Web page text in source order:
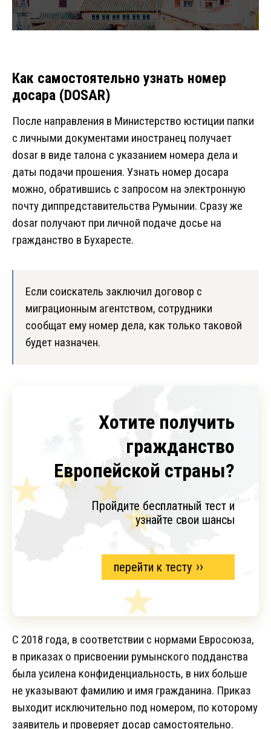
Как самостоятельно узнать номер
досара (DOSAR)
После направления в Министерство юстиции папки
с личными документами иностранец получает
dosar в виде талона с указанием номера дела и
даты подачи прошения. Узнать номер досара
можно, обратившись с запросом на электронную
почту диппредставительства Румынии. Сразу же
dosar получают при личной подаче досье на
гражданство в Бухаресте.
Если соискатель заключил договор с
миграционным агентством, сотрудники
сообщат ему номер дела, как только таковой
будет назначен.
Хотите получить
гражданство
Европейской страны?
Пройдите бесплатный тест и
узнайте свои шансы
перейти к тесту
С 2018 года, в соответствии с нормами Евросоюза,
в приказах о присвоении румынского подданства
была усилена конфиденциальность, в них больше
не указывают фамилию и имя гражданина. Приказ
выходит исключительно под номером, по которому
заявитель и проверяет досар самостоятельно.